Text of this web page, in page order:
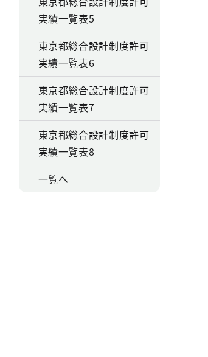
2,838.40 1,417.80
1,794.40 869.77
2,392.50 1,210.00
実績一覧表5
東京都総合設計制度許可
実績一覧表6
東京都総合設計制度許可
実績一覧表7
東京都総合設計制度許可
実績一覧表8
一覧へ